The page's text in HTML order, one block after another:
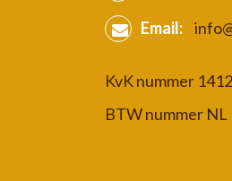
Email:
KvK nummer
BTW nummer